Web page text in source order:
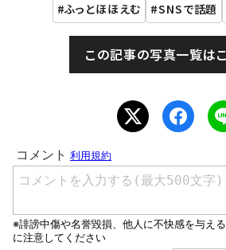
ふっとほほえむ SNSで話題
この記事の写真一覧は